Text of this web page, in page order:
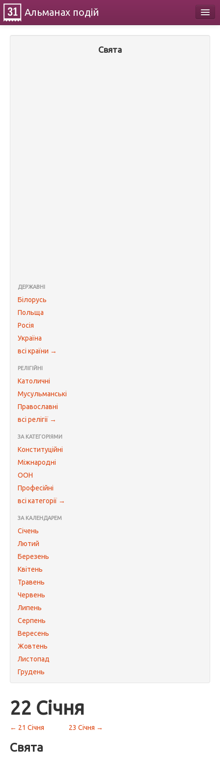
Альманах подій
Свята
ДЕРЖАВНІ
Білорусь
Польща
Росія
Україна
всі країни →
РЕЛІГІЙНІ
Католичні
Мусульманські
Православні
всі релігії →
ЗА КАТЕГОРІЯМИ
Конституційні
Міжнародні
ООН
Професійні
всі категорії →
ЗА КАЛЕНДАРЕМ
Січень
Лютий
Березень
Квітень
Травень
Червень
Липень
Серпень
Вересень
Жовтень
Листопад
Грудень
22 Січня
← 21 Січня 23 Січня →
Свята